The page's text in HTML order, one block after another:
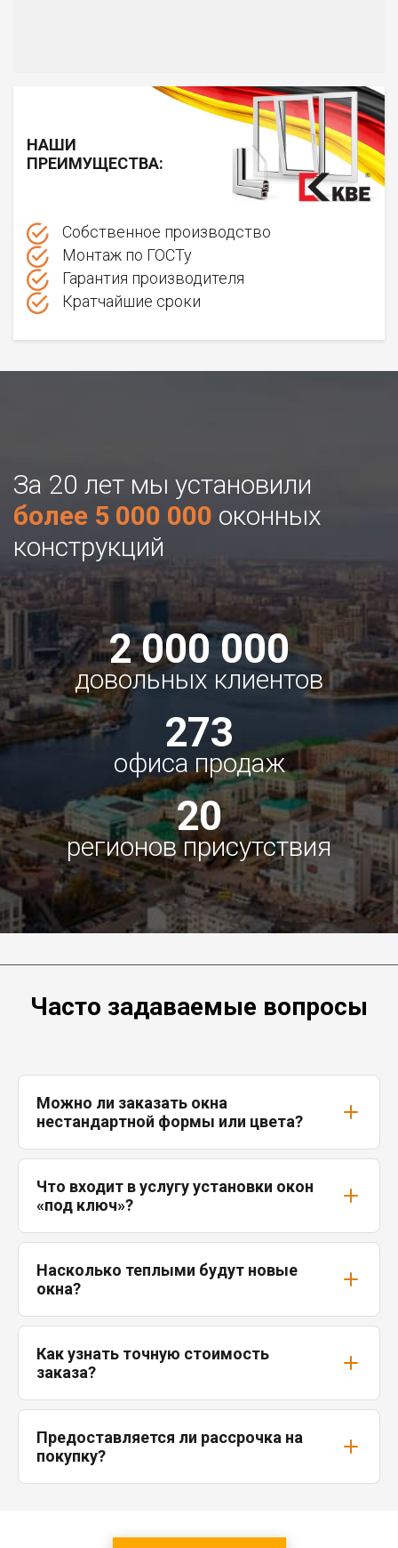
НАШИ
ПРЕИМУЩЕСТВА:
Собственное производство
Монтаж по ГОСТу
Гарантия производителя
Кратчайшие сроки
За 20 лет мы установили
более 5 000 000 оконных
конструкций
2 000 000
довольных клиентов
273
офиса продаж
20
регионов присутствия
Часто задаваемые вопросы
Можно ли заказать окна
нестандартной формы или цвета?
Что входит в услугу установки окон
«под ключ»?
Насколько теплыми будут новые
окна?
Как узнать точную стоимость
заказа?
Предоставляется ли рассрочка на
покупку?